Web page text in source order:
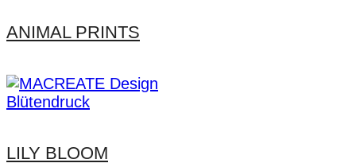
ANIMAL PRINTS
LILY BLOOM